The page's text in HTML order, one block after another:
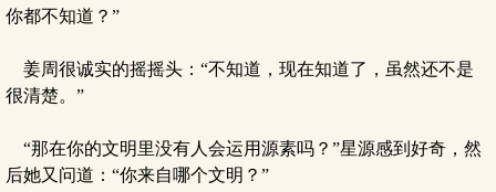
你都不知道？”
姜周很诚实的摇摇头：“不知道，现在知道了，虽然还不是
很清楚。”
“那在你的文明里没有人会运用源素吗？”星源感到好奇，然
后她又问道：“你来自哪个文明？”